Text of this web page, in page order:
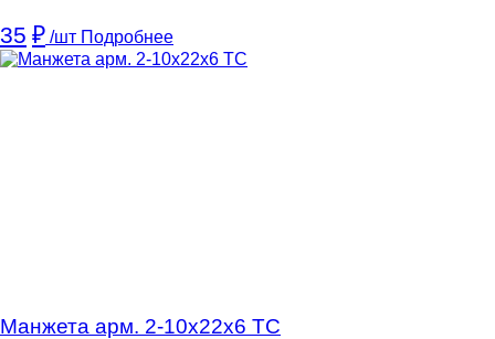
35 ₽ /шт Подробнее
Манжета арм. 2-10х22х6 ТC